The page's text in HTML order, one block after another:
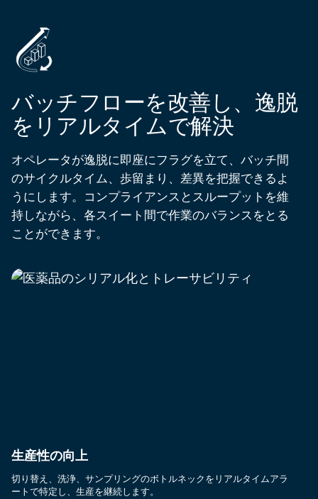
バッチフローを改善し、逸脱
をリアルタイムで解決
オペレータが逸脱に即座にフラグを立て、バッチ間
のサイクルタイム、歩留まり、差異を把握できるよ
うにします。コンプライアンスとスループットを維
持しながら、各スイート間で作業のバランスをとる
ことができます。
生産性の向上
切り替え、洗浄、サンプリングのボトルネックをリアルタイムアラ
ートで特定し、生産を継続します。